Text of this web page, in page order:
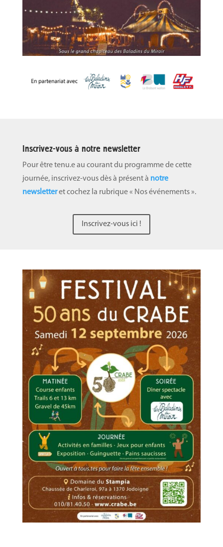
Inscrivez-vous à notre newsletter
Pour être tenu.e au courant du programme de cette
journée, inscrivez-vous dès à présent à notre
newsletter et cochez la rubrique « Nos événements ».
Inscrivez-vous ici !